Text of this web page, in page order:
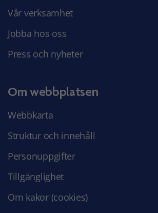
Vår verksamhet
Jobba hos oss
Press och nyheter
Om webbplatsen
Webbkarta
Struktur och innehåll
Personuppgifter
Tillgänglighet
Om kakor (cookies)